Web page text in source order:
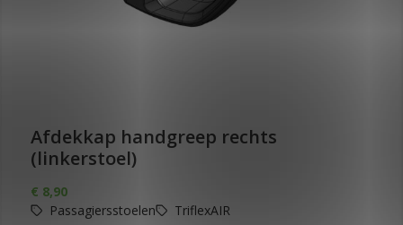
Afdekkap handgreep rechts
(linkerstoel)
€ 8,90
Passagiersstoelen
TriflexAIR